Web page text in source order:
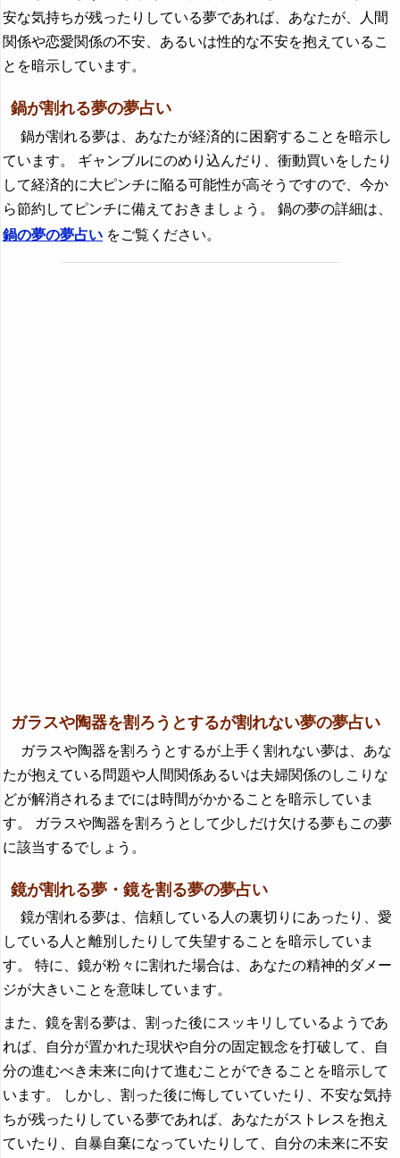
安な気持ちが残ったりしている夢であれば、あなたが、人間
関係や恋愛関係の不安、あるいは性的な不安を抱えているこ
とを暗示しています。
鍋が割れる夢の夢占い
鍋が割れる夢は、あなたが経済的に困窮することを暗示し
ています。 ギャンブルにのめり込んだり、衝動買いをしたり
して経済的に大ピンチに陥る可能性が高そうですので、今か
ら節約してピンチに備えておきましょう。 鍋の夢の詳細は、
鍋の夢の夢占い をご覧ください。
ガラスや陶器を割ろうとするが割れない夢の夢占い
ガラスや陶器を割ろうとするが上手く割れない夢は、あな
たが抱えている問題や人間関係あるいは夫婦関係のしこりな
どが解消されるまでには時間がかかることを暗示していま
す。 ガラスや陶器を割ろうとして少しだけ欠ける夢もこの夢
に該当するでしょう。
鏡が割れる夢・鏡を割る夢の夢占い
鏡が割れる夢は、信頼している人の裏切りにあったり、愛
している人と離別したりして失望することを暗示していま
す。 特に、鏡が粉々に割れた場合は、あなたの精神的ダメー
ジが大きいことを意味しています。
また、鏡を割る夢は、割った後にスッキリしているようであ
れば、自分が置かれた現状や自分の固定観念を打破して、自
分の進むべき未来に向けて進むことができることを暗示して
います。 しかし、割った後に悔していていたり、不安な気持
ちが残ったりしている夢であれば、あなたがストレスを抱え
ていたり、自暴自棄になっていたりして、自分の未来に不安